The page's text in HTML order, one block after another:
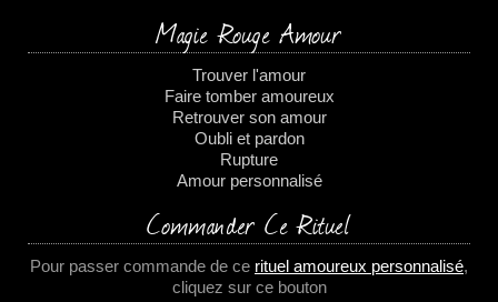
Magie Rouge Amour
Trouver l'amour
Faire tomber amoureux
Retrouver son amour
Oubli et pardon
Rupture
Amour personnalisé
Commander Ce Rituel
Pour passer commande de ce rituel amoureux personnalisé,
cliquez sur ce bouton